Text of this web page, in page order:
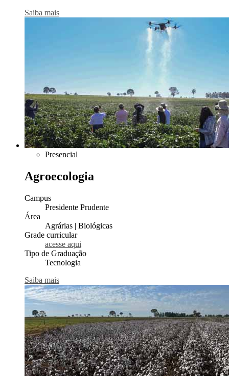
Saiba mais
Presencial
Agroecologia
Campus
Presidente Prudente
Área
Agrárias | Biológicas
Grade curricular
acesse aqui
Tipo de Graduação
Tecnologia
Saiba mais